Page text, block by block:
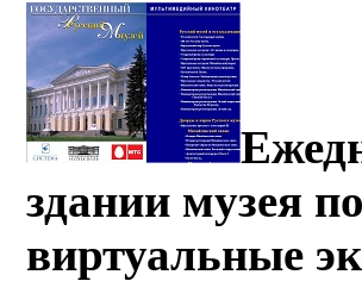
здании музея
виртуальные